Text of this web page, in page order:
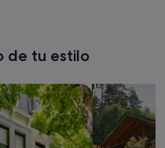
de tu estilo
Buscar